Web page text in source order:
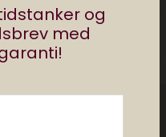
og
med